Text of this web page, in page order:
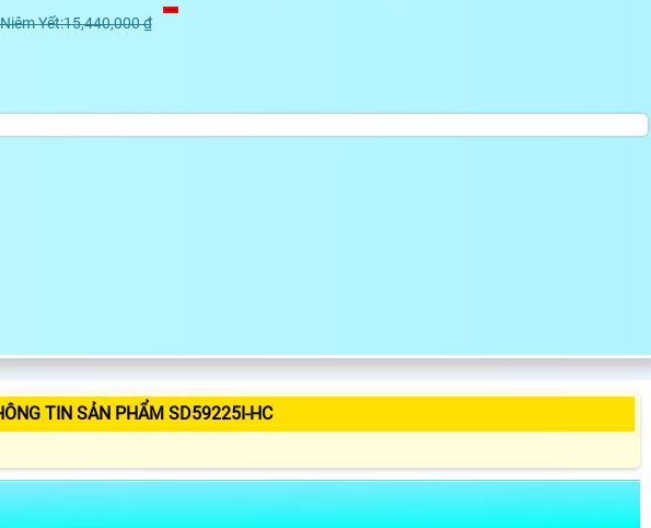
Yết:15,440,000 ₫
TIN SẢN PHẨM SD59225I-HC